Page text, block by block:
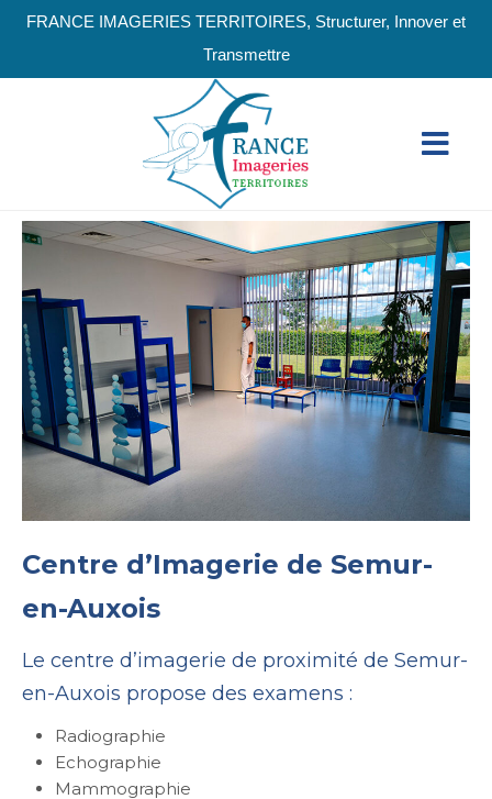
FRANCE IMAGERIES TERRITOIRES, Structurer, Innover et
Transmettre
Centre d’Imagerie de Semur-
en-Auxois
Le centre d’imagerie de proximité de Semur-
en-Auxois propose des examens :
Radiographie
Echographie
Mammographie